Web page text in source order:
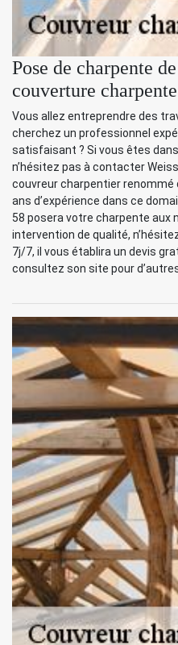
Pose de charpente
couverture
Vous allez entreprendre des
cherchez un professionnel
satisfaisant ? Si vous êtes
n’hésitez pas à contacter
couvreur charpentier renommé
ans d’expérience dans ce
58 posera votre charpente aux
intervention de qualité,
7j/7, il vous établira un devis
consultez son site pour